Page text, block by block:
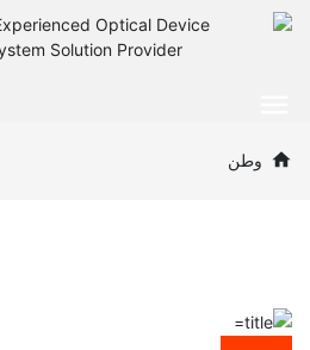
وطن